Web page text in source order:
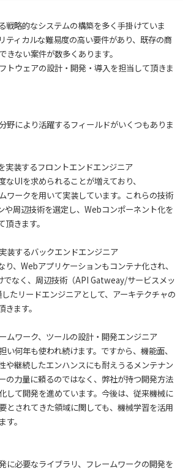
戦略的なシステムの構築を多く手掛けていま
ティカルな難易度の高い要件があり、既存の商
ない案件が数多くあります。
トウェアの設計・開発・導入を担当して頂きま
野により活躍するフィールドがいくつもありま
装するフロントエンドエンジニア
UIを求められることが増えており、
ークを用いて実装しています。これらの技術
周辺技術を選定し、Webコンポーネント化を
きます。
装するバックエンドエンジニア
、Webアプリケーションもコンテナ化され、
なく、周辺技術（API Gatweay/サービスメッ
たリードエンジニアとして、アーキテクチャの
ます。
ムワーク、ツールの設計・開発エンジニア
何年も使われ続けます。ですから、機能面、
や継続したエンハンスにも耐えうるメンテナン
の力量に頼るのではなく、弊社が持つ開発方法
して開発を進めています。今後は、従来機械に
とされてきた領域に関しても、機械学習を活用
。
に必要なライブラリ、フレームワークの開発を